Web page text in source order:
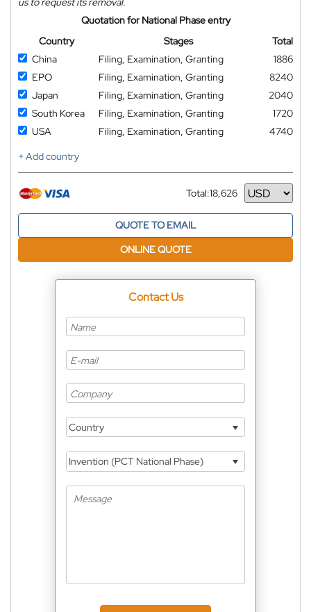
Quotation for National Phase entry
Country
Stages
Total
China
Filing, Examination, Granting
1886
EPO
Filing, Examination, Granting
8240
Japan
Filing, Examination, Granting
2040
South Korea
Filing, Examination, Granting
1720
USA
Filing, Examination, Granting
4740
+ Add country
Total:18,626
Currency
QUOTE TO EMAIL
ONLINE QUOTE
Contact Us
Country
Invention (PCT National Phase)